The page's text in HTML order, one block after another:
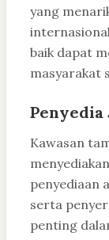
yang
baik dapat
masyarakat
Penyedia
Kawasan
penyediaan
serta
penting